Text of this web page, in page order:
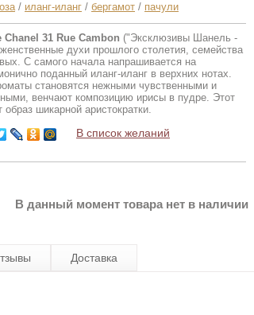
/ иланг-иланг / бергамот / пачули
31 Rue Cambon ("Эксклюзивы Шанель -
духи прошлого столетия, семейства
С самого начала напрашивается на
поданный иланг-иланг в верхних нотах.
становятся нежными чувственными и
венчают композицию ирисы в пудре. Этот
шикарной аристократки.
В список желаний
В данный момент товара нет в наличии
Доставка